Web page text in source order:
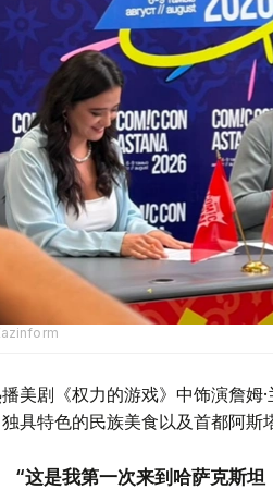
美剧《权力的游戏》中饰演詹姆
具特色的民族美食以及首都阿斯
“这是我第一次来到哈萨克斯